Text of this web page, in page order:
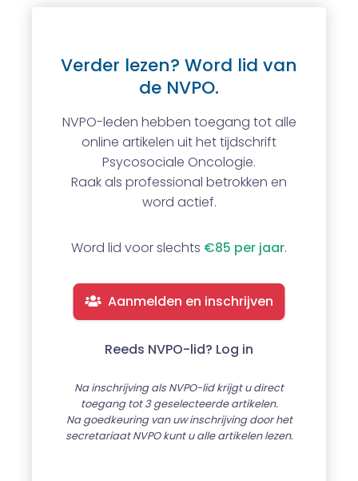
Verder lezen? Word lid van
de NVPO.
NVPO-leden hebben toegang tot alle
online artikelen uit het tijdschrift
Psycosociale Oncologie.
Raak als professional betrokken en
word actief.
Word lid voor slechts €85 per jaar.
Aanmelden en inschrijven
Reeds NVPO-lid? Log in
Na inschrijving als NVPO-lid krijgt u direct
toegang tot 3 geselecteerde artikelen.
Na goedkeuring van uw inschrijving door het
secretariaat NVPO kunt u alle artikelen lezen.